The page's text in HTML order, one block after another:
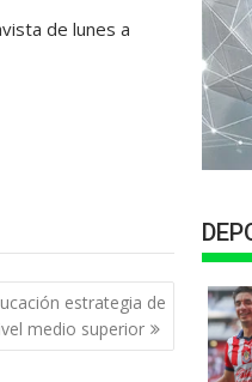
de lunes a
estrategia de
medio superior